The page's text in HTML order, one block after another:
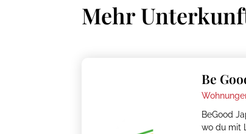
Mehr
Be
BeGood
wo du mit